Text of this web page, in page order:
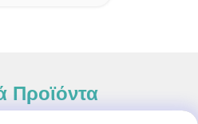
Προϊόντα